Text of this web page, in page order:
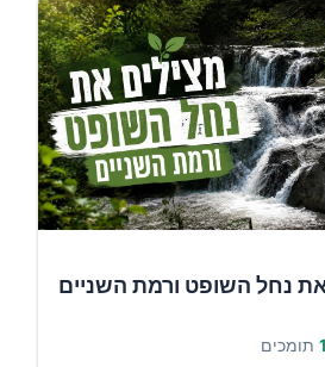
נחל השופט ורמת השניים
תומכים